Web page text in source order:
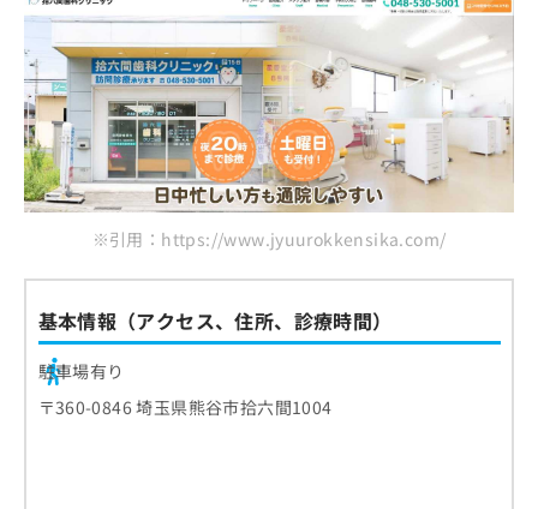
※引用：https://www.jyuurokkensika.com/
基本情報（アクセス、住所、診療時間）
駐車場有り
〒360-0846 埼玉県熊谷市拾六間1004